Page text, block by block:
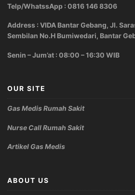
Telp/WhatssApp : 0816 146 8306
Address : VIDA Bantar Gebang, Jl.
Sembilan No.H Bumiwedari, Bantar
Senin – Jum’at : 08:00 – 16:30 WIB
OUR SITE
Gas Medis Rumah Sakit
Nurse Call Rumah Sakit
Artikel Gas Medis
ABOUT US